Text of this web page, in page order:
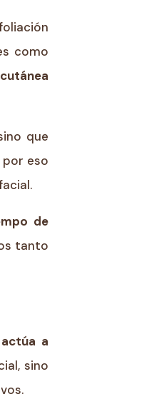
como
que
eso
de
tanto
a
sino